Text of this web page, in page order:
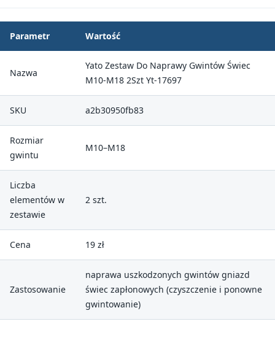
Parametr Wartość
Nazwa
Yato Zestaw Do Naprawy Gwintów Świec
M10-M18 2Szt Yt-17697
SKU a2b30950fb83
Rozmiar
gwintu
M10–M18
Liczba
elementów w
zestawie
2 szt.
Cena 19 zł
Zastosowanie
naprawa uszkodzonych gwintów gniazd
świec zapłonowych (czyszczenie i ponowne
gwintowanie)